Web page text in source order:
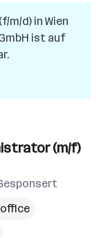
m/d) in Wien
ist auf
(m/f)